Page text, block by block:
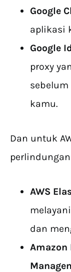
Google
aplikasi
Google
proxy
kamu.
Dan untuk
AWS
dan
Amazon